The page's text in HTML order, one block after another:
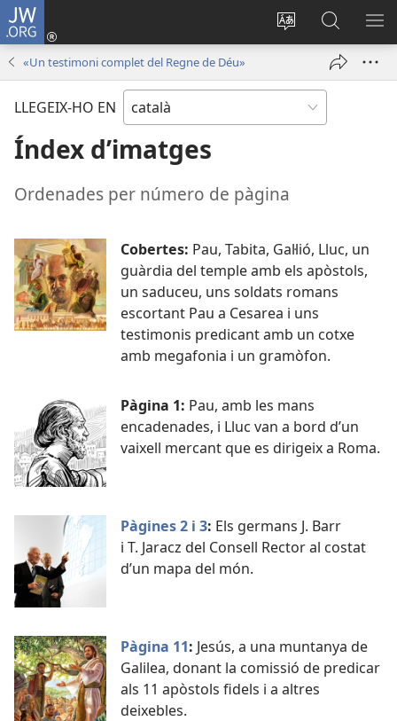
JW.ORG
Canvia
d’idioma
Inicia
sessió
finestra
Cerca
jw.org
«Un testimoni complet del Regne de Déu»
LLEGEIX-HO EN
Índex d’imatges
Ordenades per número de pàgina
Cobertes: Pau, Tabita, Gal·lió, Lluc, un
guàrdia del temple amb els apòstols,
un saduceu, uns soldats romans
escortant Pau a Cesarea i uns
testimonis predicant amb un cotxe
amb megafonia i un gramòfon.
Pàgina 1: Pau, amb les mans
encadenades, i Lluc van a bord d’un
vaixell mercant que es dirigeix a Roma.
Pàgines 2 i 3: Els germans J. Barr
i T. Jaracz del Consell Rector al costat
d’un mapa del món.
Pàgina 11: Jesús, a una muntanya de
Galilea, donant la comissió de predicar
als 11 apòstols fidels i a altres
deixebles.